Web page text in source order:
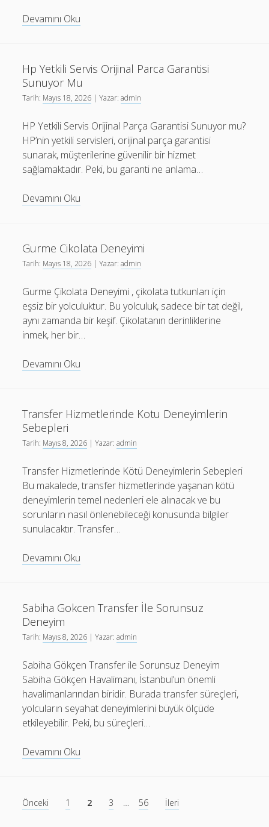
Devamını Oku
Veri
Guvenligi
Hp Yetkili Servis Orijinal Parca Garantisi
Sunuyor Mu
Tarih: Mayıs 18, 2026 | Yazar:admin
HP Yetkili Servis Orijinal Parça Garantisi Sunuyor mu?
HP’nin yetkili servisleri, orijinal parça garantisi
sunarak, müşterilerine güvenilir bir hizmet
sağlamaktadır. Peki, bu garanti ne anlama…
Devamını Oku
Orijinal
Parca
Garantisi
Mu
Gurme Cikolata Deneyimi
Tarih: Mayıs 18, 2026 | Yazar:admin
Gurme Çikolata Deneyimi , çikolata tutkunları için
eşsiz bir yolculuktur. Bu yolculuk, sadece bir tat değil,
aynı zamanda bir keşif. Çikolatanın derinliklerine
inmek, her bir…
Devamını Oku
Transfer Hizmetlerinde Kotu Deneyimlerin
Sebepleri
Tarih: Mayıs 8, 2026 | Yazar:admin
Transfer Hizmetlerinde Kötü Deneyimlerin Sebepleri
Bu makalede, transfer hizmetlerinde yaşanan kötü
deneyimlerin temel nedenleri ele alınacak ve bu
sorunların nasıl önlenebileceği konusunda bilgiler
sunulacaktır. Transfer…
Devamını Oku
Deneyimlerin
Sebepleri
Sabiha Gokcen Transfer İle Sorunsuz
Deneyim
Tarih: Mayıs 8, 2026 | Yazar:admin
Sabiha Gökçen Transfer ile Sorunsuz Deneyim
Sabiha Gökçen Havalimanı, İstanbul’un önemli
havalimanlarından biridir. Burada transfer süreçleri,
yolcuların seyahat deneyimlerini büyük ölçüde
etkileyebilir. Peki, bu süreçleri…
Devamını Oku
Sorunsuz
Yazı
sayfalaması
Önceki 1 2 3 … 56 İleri